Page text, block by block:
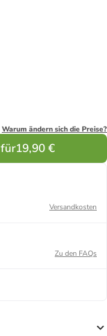
Warum ändern sich die Preise?
19,90 €
Versandkosten
Zu den FAQs